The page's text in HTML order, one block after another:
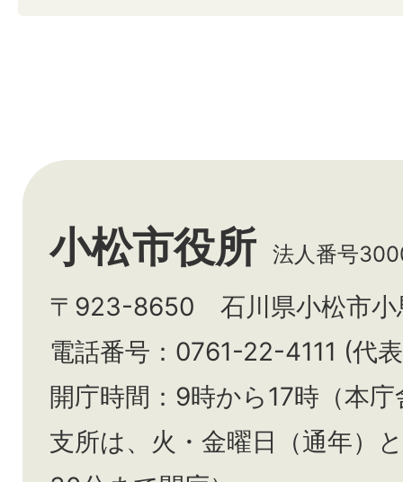
小松市役所 法人番号
〒923-8650 石川県小松市小
電話番号：0761-22-4111 (代
開庁時間：9時から17時（本
支所は、火・金曜日（通年）と